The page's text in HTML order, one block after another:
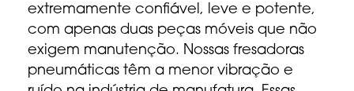
extremamente confiável, leve e potente,
com apenas duas peças móveis que não
exigem manutenção. Nossas fresadoras
pneumáticas têm a menor vibração e